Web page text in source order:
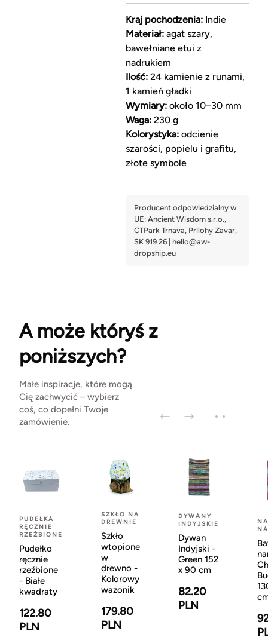
Kraj pochodzenia:Indie
Materiał:agat szary,
bawełniane etui z
nadrukiem
Ilość:24 kamienie z runami,
1 kamień gładki
Wymiary:około 10–30 mm
Waga:230 g
Kolorystyka:odcienie
szarości, popielu i grafitu,
złote symbole
A może któryś z
poniższych?
Małe inspiracje, które mogą
Cię zachwycić – wybierz
coś, co dopełni Twoje
zamówienie.
PUDEŁKA
RĘCZNIE
RZEŹBIONE
Pudełko
ręcznie
rzeźbione
- Białe
kwadraty
122.80
PLN
SZKŁO NA
DREWNIE
Szkło
wtopione
w
drewno -
Kolorowy
wazonik
179.80
PLN
DYWANY
INDYJSKIE
Dywan
Indyjski -
Green 152
x 90 cm
82.20
PLN